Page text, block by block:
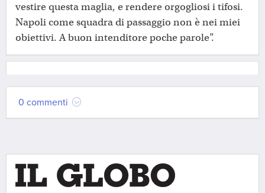
vestire questa maglia, e rendere orgogliosi i tifosi.
Napoli come squadra di passaggio non è nei miei
obiettivi. A buon intenditore poche parole”.
0 commenti